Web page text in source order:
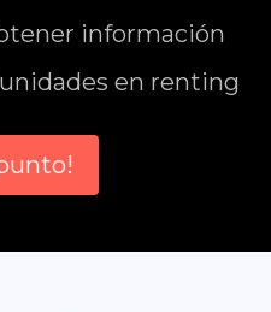
información
en renting